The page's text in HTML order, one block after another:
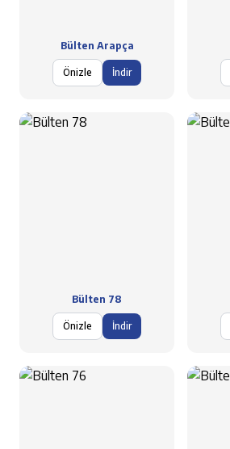
Bülten Arapça
Önizle İndir
Bülten 78
Önizle İndir